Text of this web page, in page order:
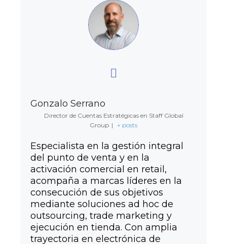
Gonzalo Serrano
Director de Cuentas Estratégicas en Staff Global
Group | + posts
Especialista en la gestión integral
del punto de venta y en la
activación comercial en retail,
acompaña a marcas líderes en la
consecución de sus objetivos
mediante soluciones ad hoc de
outsourcing, trade marketing y
ejecución en tienda. Con amplia
trayectoria en electrónica de